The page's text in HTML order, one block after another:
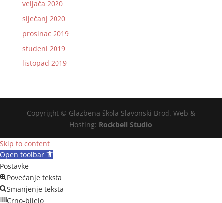
veljača 2020
siječanj 2020
prosinac 2019
studeni 2019
listopad 2019
Copyright © Glazbena škola Slavonski Brod. Web &
Hosting: Rockbell Studio
Skip to content
Open toolbar
Postavke
Povećanje teksta
Smanjenje teksta
Crno-bijelo